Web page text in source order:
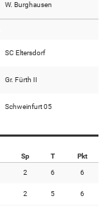
W. Burghausen
SC Eltersdorf
Gr. Fürth II
Schweinfurt 05
Sp T Pkt
2 6 6
2 5 6